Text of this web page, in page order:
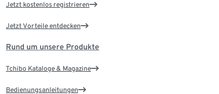
Jetzt kostenlos registrieren
Jetzt Vorteile entdecken
Rund um unsere Produkte
Tchibo Kataloge & Magazine
Bedienungsanleitungen